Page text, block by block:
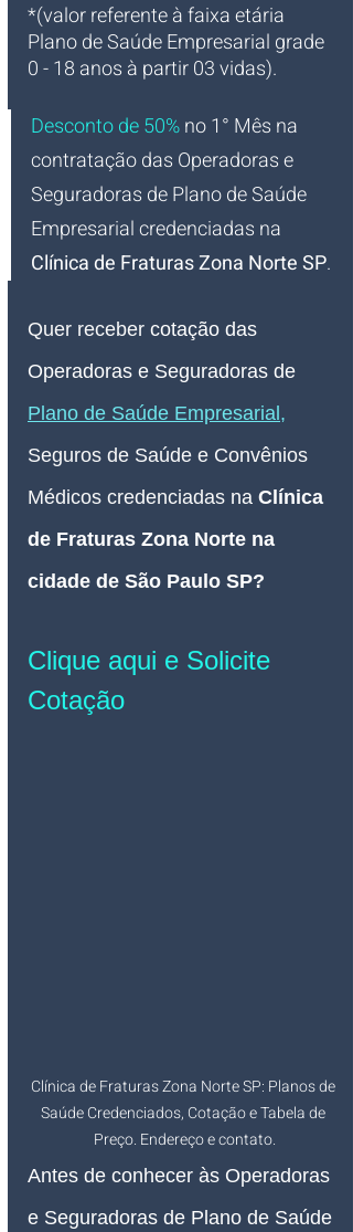
*(valor referente à faixa etária
Plano de Saúde Empresarial grade
0 - 18 anos à partir 03 vidas).
Desconto de 50%no 1° Mês na
contratação das Operadoras e
Seguradoras de Plano de Saúde
Empresarial credenciadas na
Clínica de Fraturas Zona Norte SP.
Quer receber cotação das
Operadoras e Seguradoras de
Plano de Saúde Empresarial ,
Seguros de Saúde e Convênios
Médicos credenciadas na Clínica
de Fraturas Zona Norte na
cidade de São Paulo SP?
Clique aqui e Solicite
Cotação
Clínica de Fraturas Zona Norte SP: Planos de
Saúde Credenciados, Cotação e Tabela de
Preço. Endereço e contato.
Antes de conhecer às Operadoras
e Seguradoras de Plano de Saúde